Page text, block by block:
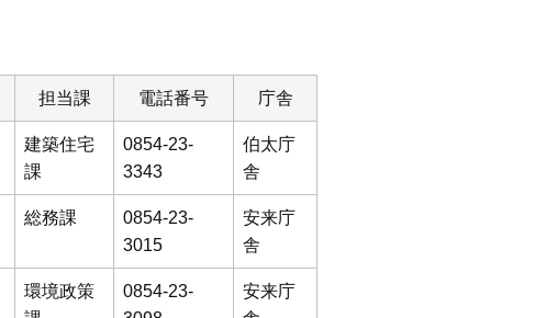
担当課 電話番号 庁舎
建築住宅
課
0854-23-
3343
伯太庁
舎
総務課
0854-23-
3015
安来庁
舎
環境政策
0854-23-
安来庁